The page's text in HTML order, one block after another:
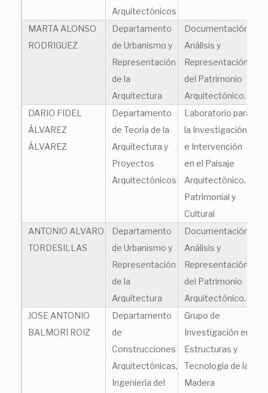
Arquitectónicos
MARTA ALONSO
RODRIGUEZ
Departamento
de Urbanismo y
Representación
de la
Arquitectura
Documentación,
Análisis y
Representación
del Patrimonio
Arquitectónico.
DARIO FIDEL
ÁLVAREZ
ÁLVAREZ
Departamento
de Teoría de la
Arquitectura y
Proyectos
Arquitectónicos
Laboratorio para
la Investigación
e Intervención
en el Paisaje
Arquitectónico,
Patrimonial y
Cultural
ANTONIO ALVARO
TORDESILLAS
Departamento
de Urbanismo y
Representación
de la
Arquitectura
Documentación,
Análisis y
Representación
del Patrimonio
Arquitectónico.
JOSE ANTONIO
BALMORI ROIZ
Departamento
de
Construcciones
Arquitectónicas,
Ingeniería del
Grupo de
Investigación en
Estructuras y
Tecnología de la
Madera